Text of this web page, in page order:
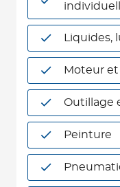
Moteur
Outillage
Peinture